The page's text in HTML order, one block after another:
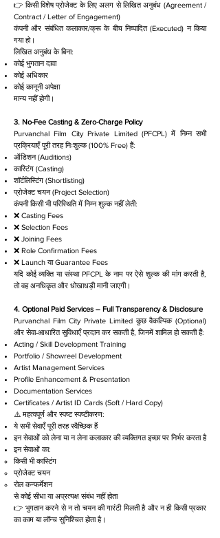
👉 किसी विशेष प्रोजेक्ट के लिए अलग से लिखित अनुबंध (Agreement /
Contract / Letter of Engagement)
कंपनी और संबंधित कलाकार/क्रू के बीच निष्पादित (Executed) न किया
गया हो।
लिखित अनुबंध के बिना:
कोई भुगतान दावा
कोई अधिकार
कोई कानूनी अपेक्षा
मान्य नहीं होगी।
3. No-Fee Casting & Zero-Charge Policy
Purvanchal Film City Private Limited (PFCPL) में निम्न सभी
प्रक्रियाएँ पूरी तरह निःशुल्क (100% Free) हैं:
ऑडिशन (Auditions)
कास्टिंग (Casting)
शॉर्टलिस्टिंग (Shortlisting)
प्रोजेक्ट चयन (Project Selection)
कंपनी किसी भी परिस्थिति में निम्न शुल्क नहीं लेती:
❌ Casting Fees
❌ Selection Fees
❌ Joining Fees
❌ Role Confirmation Fees
❌ Launch या Guarantee Fees
यदि कोई व्यक्ति या संस्था PFCPL के नाम पर ऐसे शुल्क की मांग करती है,
तो वह अनधिकृत और धोखाधड़ी मानी जाएगी।
4. Optional Paid Services – Full Transparency & Disclosure
Purvanchal Film City Private Limited कुछ वैकल्पिक (Optional)
और सेवा-आधारित सुविधाएँ प्रदान कर सकती है, जिनमें शामिल हो सकती हैं:
Acting / Skill Development Training
Portfolio / Showreel Development
Artist Management Services
Profile Enhancement & Presentation
Documentation Services
Certificates / Artist ID Cards (Soft / Hard Copy)
⚠️ महत्वपूर्ण और स्पष्ट स्पष्टीकरण:
ये सभी सेवाएँ पूरी तरह स्वैच्छिक हैं
इन सेवाओं को लेना या न लेना कलाकार की व्यक्तिगत इच्छा पर निर्भर करता है
इन सेवाओं का:
किसी भी कास्टिंग
प्रोजेक्ट चयन
रोल कन्फर्मेशन
से कोई सीधा या अप्रत्यक्ष संबंध नहीं होता
👉 भुगतान करने से न तो चयन की गारंटी मिलती है और न ही किसी प्रकार
का काम या लॉन्च सुनिश्चित होता है।